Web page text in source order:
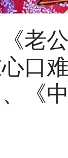
《老
口
、《